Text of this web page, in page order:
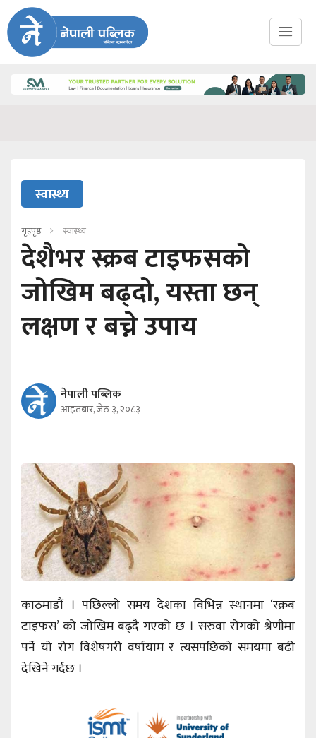
स्वास्थ्य
गृहपृष्ठ स्वास्थ्य
देशैभर स्क्रब टाइफसको
जोखिम बढ्दो, यस्ता छन्
लक्षण र बच्ने उपाय
नेपाली पब्लिक
आइतबार, जेठ ३, २०८३
काठमाडौं । पछिल्लो समय देशका विभिन्न स्थानमा ‘स्क्रब
टाइफस’ को जोखिम बढ्दै गएको छ । सरुवा रोगको श्रेणीमा
पर्ने यो रोग विशेषगरी वर्षायाम र त्यसपछिको समयमा बढी
देखिने गर्दछ ।